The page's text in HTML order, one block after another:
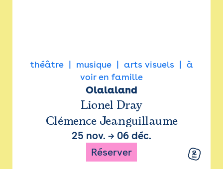
théâtre musique arts visuels
à
voir en famille
Olalaland
Lionel Dray
Clémence Jeanguillaume
25 nov. → 06 déc.
Réserver